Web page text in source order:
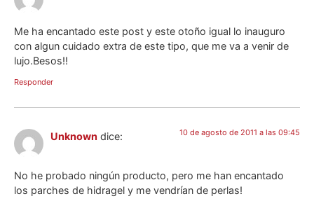
Me ha encantado este post y este otoño igual lo inauguro
con algun cuidado extra de este tipo, que me va a venir de
lujo.Besos!!
Responder
Unknown dice: 10 de agosto de 2011 a las 09:45
No he probado ningún producto, pero me han encantado
los parches de hidragel y me vendrían de perlas!